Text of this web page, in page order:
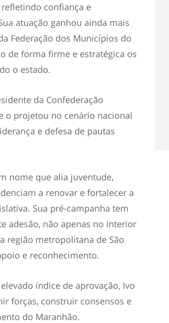
confiança e
atuação ganhou ainda mais
Federação dos Municípios do
de forma firme e estratégica os
o estado.
da Confederação
o projetou no cenário nacional
e defesa de pautas
nome que alia juventude,
a renovar e fortalecer a
Sua pré-campanha tem
adesão, não apenas no interior
região metropolitana de São
e reconhecimento.
índice de aprovação, Ivo
forças, construir consensos e
do Maranhão.